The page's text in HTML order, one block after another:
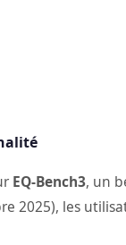
EQ-Bench3, un
2025), les